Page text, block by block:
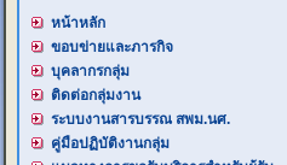
หน้าหลัก
ขอบข่ายและภารกิจ
บุคลากรกลุ่ม
ติดต่อกลุ่มงาน
ระบบงานสารบรรณ สพม.นศ.
คู่มือปฏิบัติงานกลุ่ม